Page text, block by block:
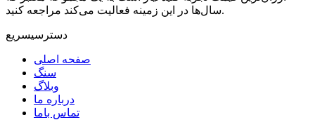
سال‌ها در این زمینه فعالیت می‌کند مراجعه کنید.
دسترسیسریع
صفحه اصلی
سنگ
وبلاگ
درباره ما
تماس باما